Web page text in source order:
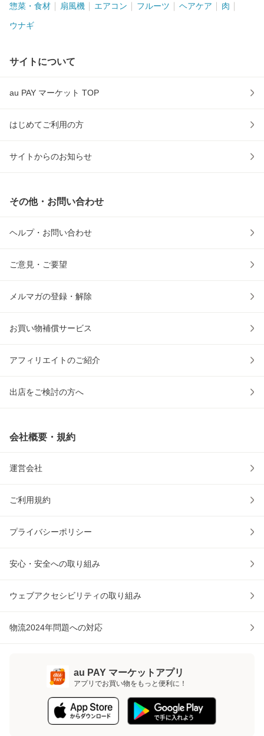
惣菜・食材 扇風機 エアコン フルーツ ヘアケア 肉
ウナギ
サイトについて
au PAY マーケット TOP
はじめてご利用の方
サイトからのお知らせ
その他・お問い合わせ
ヘルプ・お問い合わせ
ご意見・ご要望
メルマガの登録・解除
お買い物補償サービス
アフィリエイトのご紹介
出店をご検討の方へ
会社概要・規約
運営会社
ご利用規約
プライバシーポリシー
安心・安全への取り組み
ウェブアクセシビリティの取り組み
物流2024年問題への対応
au PAY マーケットアプリ
アプリでお買い物をもっと便利に！